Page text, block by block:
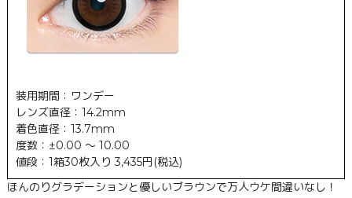
装用期間：ワンデー
レンズ直径：14.2mm
着色直径：13.7mm
度数：±0.00 ～ 10.00
値段：1箱30枚入り 3,435円(税込)
ほんのりグラデーションと優しいブラウンで万人ウケ間違いなし！